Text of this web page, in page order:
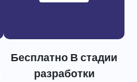
Бесплатно В стадии
разработки